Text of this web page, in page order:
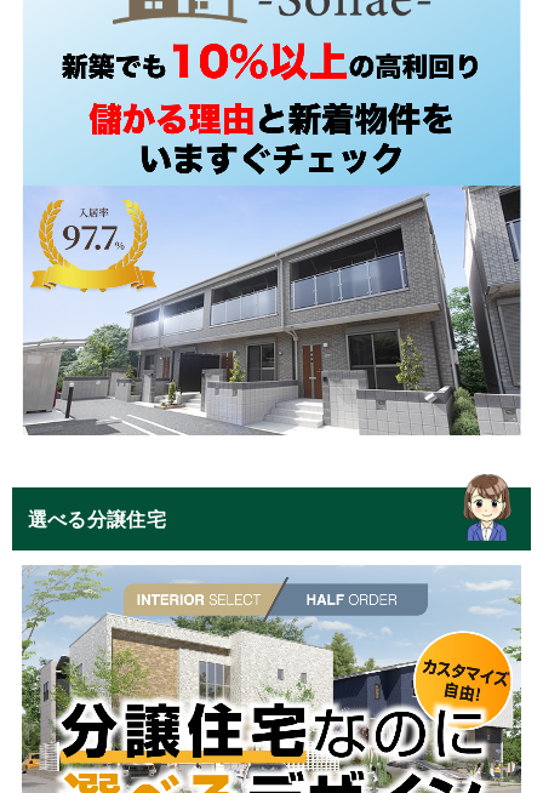
選べる分譲住宅